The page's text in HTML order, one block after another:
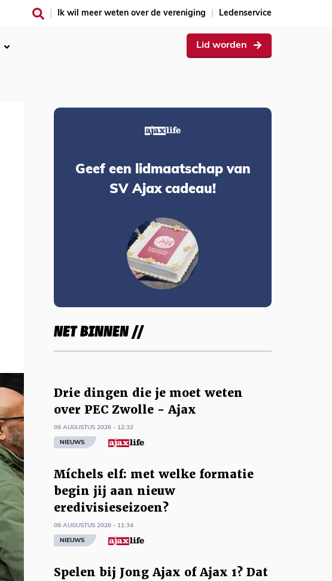
Ik wil meer weten over de vereniging Ledenservice
Lid worden
Geef een lidmaatschap van
SV Ajax cadeau!
NET BINNEN //
Drie dingen die je moet weten
over PEC Zwolle - Ajax
08 AUGUSTUS 2026 - 12:32
NIEUWS
Míchels elf: met welke formatie
begin jij aan nieuw
eredivisieseizoen?
08 AUGUSTUS 2026 - 11:34
NIEUWS
Spelen bij Jong Ajax of Ajax 1? Dat